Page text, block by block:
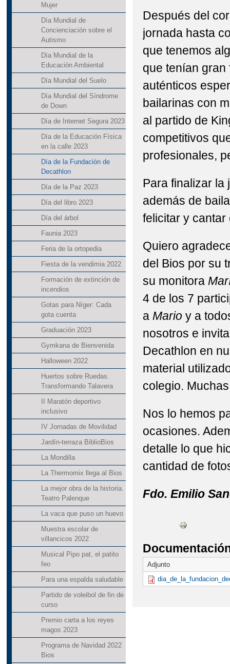
Mujer
Día Mundial de
Concienciación sobre el
Autismo
Día Mundial de la
Educación Ambiental
Día Mundial del Suelo
Día Mundial del Síndrome
de Down
Día de Internet Segura 2023
Día de la Educación Física
en la calle 2023
Día de la Fundación de
Decathlon
Día de la Paz 2023
Día del libro 2023
Día del árbol
Faunia 2023
Feria de la ortopedia
Fiesta de la vendimia 2022
Formación de extinción de
incendios
Gotas para Níger: Cada
gota cuenta
Graduación 2023
Gymkana de Bienvenida
Halloween 2022
Huertos sobre Ruedas.
Transformando Talavera
II Maratón deportivo
inclusivo
IV Jornadas de Movilidad
Jardín-terraza BiblioBios
La Mondilla
La Thermomix llega al Bios
La mejor obra de la historia.
Teatro Palenque
La vaca que puso un huevo
Muestra escolar de
villancicos 2022
Musical Pipo pat, el patito
feo
Para una espalda saludable
Partido de voleibol de fin de
curso
Premio carta a los reyes
magos 2023
Programa de Navidad 2022
Bios
Después del
jornada hasta
que tenemos
que tenían gran
auténticos
bailarinas con
al partido de
competitivos
profesionales,
Para finalizar la
además de
felicitar y cantar
Quiero
del Bios por su
su monitora
4 de los 7
a Mario y a
nosotros e
Decathlon en
material
colegio.
Nos lo hemos
ocasiones.
detalle lo que
cantidad de
Fdo. Emilio
Adjunto